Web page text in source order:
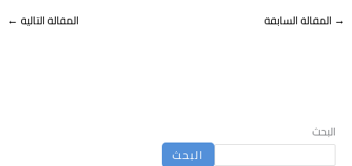
→ المقالة السابقة المقالة التالية←
البحث
البحث